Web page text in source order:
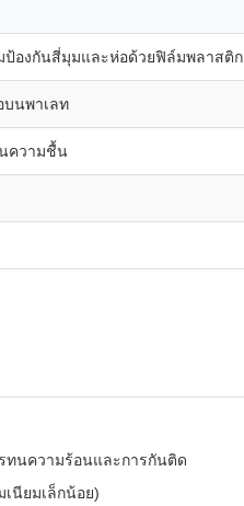
องกันสี่มุมและห่อด้วยฟิล์มพลาสติก
บนพาเลท
ความชื้น
ทนความร้อนและการกันติด
นียมเล็กน้อย)